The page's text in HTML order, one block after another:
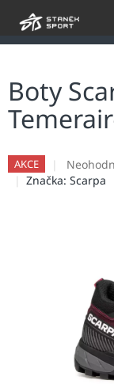
Boty
AKCE
hodnocení
Značka: Scarpa